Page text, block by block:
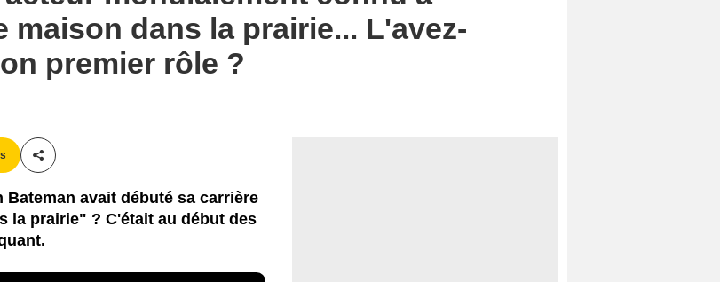
maison dans la prairie... L'avez-
premier rôle ?
Partager cet article
avait débuté sa carrière
la prairie" ? C'était au début des